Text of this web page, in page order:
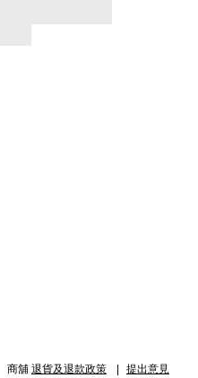
商舖 退貨及退款政策 提出意見